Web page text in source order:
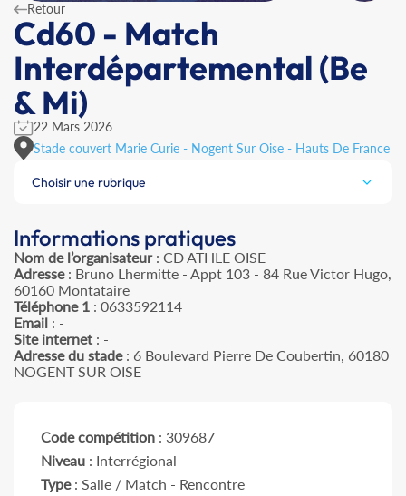
Retour
Cd60 - Match
Interdépartemental (Be
& Mi)
22 Mars 2026
Stade couvert Marie Curie - Nogent Sur Oise - Hauts De France
Choisir une rubrique
Informations pratiques
Nom de l’organisateur: CD ATHLE OISE
Adresse: Bruno Lhermitte - Appt 103 - 84 Rue Victor Hugo,
60160 Montataire
Téléphone 1 : 0633592114
Email : -
Site internet : -
Adresse du stade: 6 Boulevard Pierre De Coubertin, 60180
NOGENT SUR OISE
Code compétition : 309687
Niveau : Interrégional
Type: Salle / Match - Rencontre